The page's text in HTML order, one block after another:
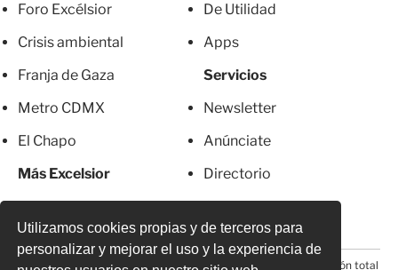
Utilizamos cookies propias y de terceros para
personalizar y mejorar el uso y la experiencia de
Foro Excélsior
Crisis ambiental
Franja de Gaza
Metro CDMX
El Chapo
Más Excelsior
De Utilidad
Apps
Servicios
Newsletter
Anúnciate
Directorio
© 2026 Todos los derechos reservados. Prohibida la reproducción total